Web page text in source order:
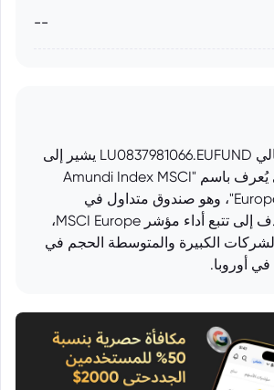
--
رمز الصندوق المالي LU0837981066.EUFUND يشير إلى
صندوق استثماري يُعرف باسم "Amundi Index MSCI
Europe UCITS ETF DR"، وهو صندوق متداول في
البورصة (ETF) يهدف إلى تتبع أداء مؤشر MSCI Europe،
الكبيرة والمتوسطة الحجم في
في أوروبا.